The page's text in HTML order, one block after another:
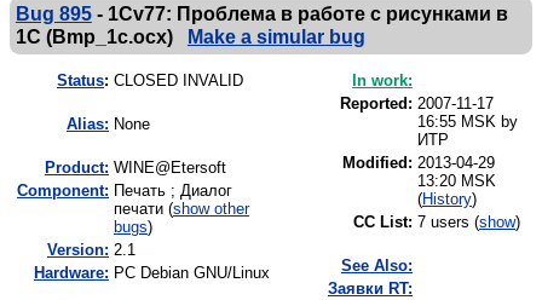
Bug 895 - 1Cv77: Проблема в работе с рисунками в
1С (Bmp_1c.ocx)
Make a simular bug
Status: CLOSED INVALID
Alias: None
Product: WINE@Etersoft
Component: Печать ; Диалог
печати (show other
bugs)
Version: 2.1
Hardware: PC Debian GNU/Linux
In work:
Reported: 2007-11-17
16:55 MSK by
ИТР
Modified: 2013-04-29
13:20 MSK
(History)
CC List: 7 users (show)
See Also:
Заявки RT: